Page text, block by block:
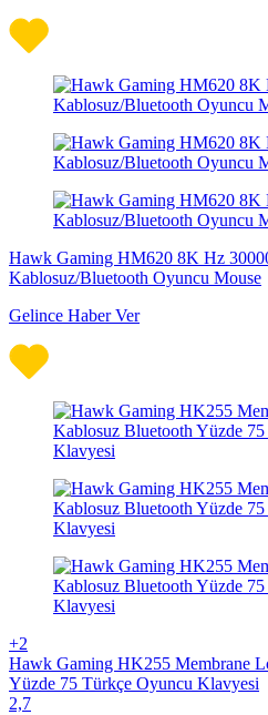
Hawk Gaming HM620 8K Hz
Kablosuz/Bluetooth Oyuncu Mouse
Gelince Haber Ver
+2
Hawk Gaming HK255 Membrane
Yüzde 75 Türkçe Oyuncu Klavyesi
2,7